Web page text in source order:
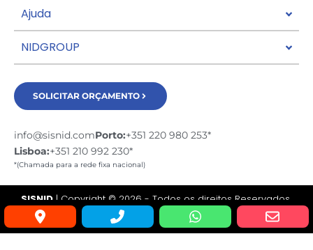
Ajuda
NIDGROUP
SOLICITAR ORÇAMENTO
info@sisnid.comPorto:+351 220 980 253*
Lisboa:+351 210 992 230*
*(Chamada para a rede fixa nacional)
SISNID | Copyright © 2026 - Todos os direitos Reservados.
Desenvolvido por: